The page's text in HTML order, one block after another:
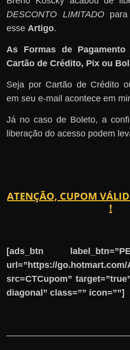
DESCONTO LIMITADOpara
esse Artigo.
As Formas de
Cartão de Crédito, Pix ou
Seja por Cartão de Crédito
em seu e-mail acontece em
Já no caso de Boleto, a
liberação do acesso podem
ATENÇÃO, CUPOM
!
[ads_btn
url=”https://go.hotmart.com/
src=CTCupom”
diagonal” class=”” icon=””]